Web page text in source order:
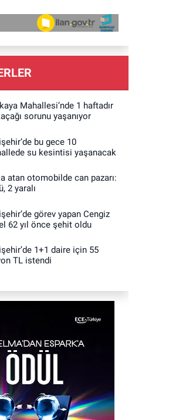
Mahallesi’nde 1 haftadır
sorunu yaşanıyor
bu gece 10
su kesintisi yaşanacak
atan otomobilde can pazarı:
2 yaralı
görev yapan Cengiz
62 yıl önce şehit oldu
1+1 daire için 55
TL istendi